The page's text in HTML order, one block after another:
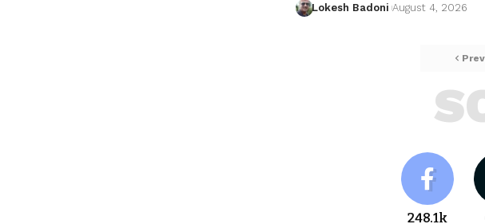
Lokesh Badoni August 4, 2026
248.1k